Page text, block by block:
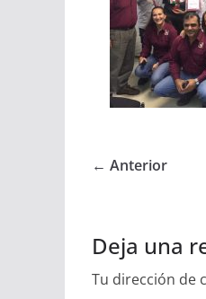
← Anterior
Deja una
Tu dirección de